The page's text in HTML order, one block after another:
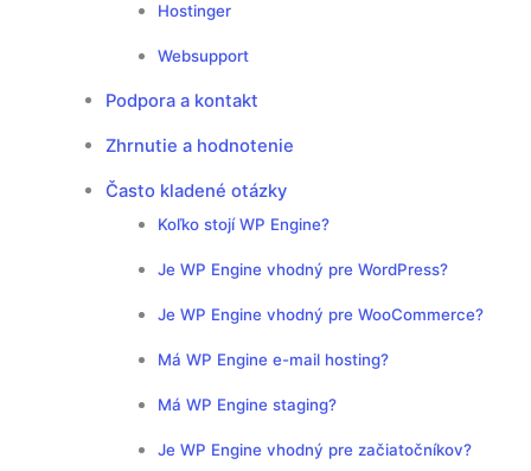
Hostinger
Websupport
Podpora a kontakt
Zhrnutie a hodnotenie
Často kladené otázky
Koľko stojí WP Engine?
Je WP Engine vhodný pre WordPress?
Je WP Engine vhodný pre WooCommerce?
Má WP Engine e-mail hosting?
Má WP Engine staging?
Je WP Engine vhodný pre začiatočníkov?